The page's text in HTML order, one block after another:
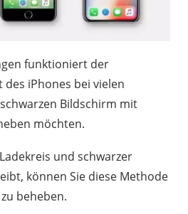
funktioniert der
iPhones bei vielen
Bildschirm mit
möchten.
und schwarzer
können Sie diese Methode
beheben.